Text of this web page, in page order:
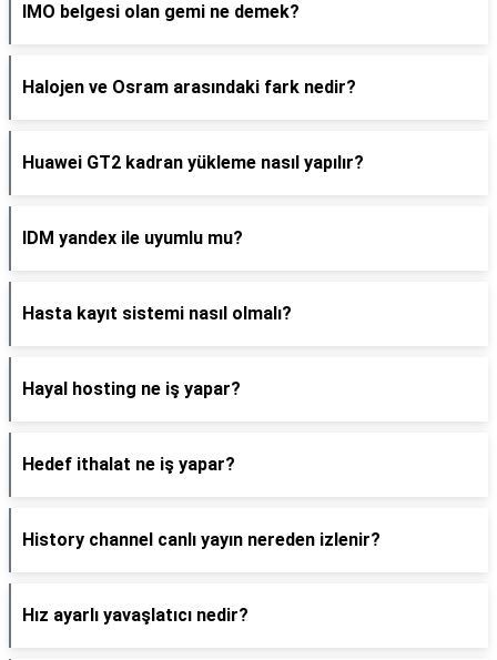
IMO belgesi olan gemi ne demek?
Halojen ve Osram arasındaki fark nedir?
Huawei GT2 kadran yükleme nasıl yapılır?
IDM yandex ile uyumlu mu?
Hasta kayıt sistemi nasıl olmalı?
Hayal hosting ne iş yapar?
Hedef ithalat ne iş yapar?
History channel canlı yayın nereden izlenir?
Hız ayarlı yavaşlatıcı nedir?